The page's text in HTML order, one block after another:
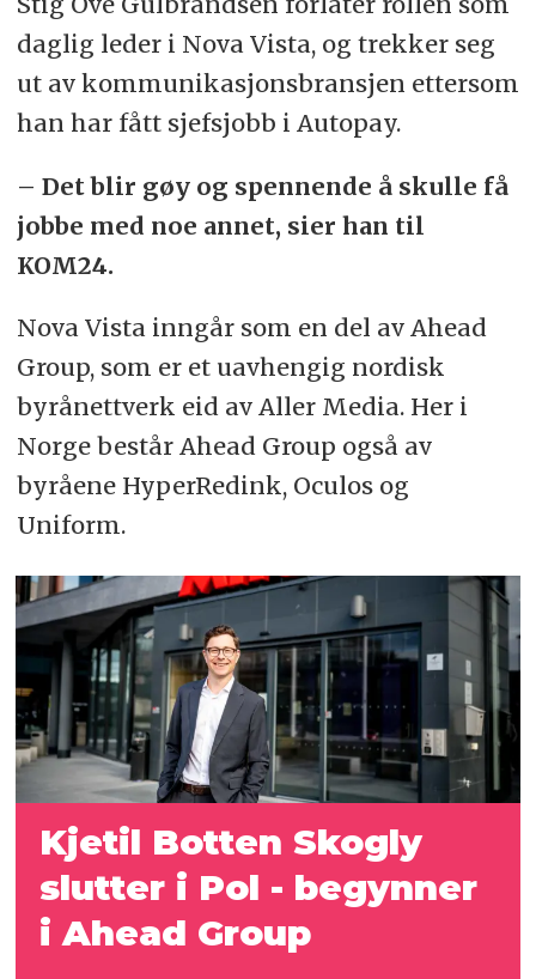
daglig leder i Nova Vista, og trekker seg
ut av kommunikasjonsbransjen ettersom
han har fått sjefsjobb i Autopay.
– Det blir gøy og spennende å skulle få
jobbe med noe annet, sier han til
KOM24.
Nova Vista inngår som en del av Ahead
Group, som er et uavhengig nordisk
byrånettverk eid av Aller Media. Her i
Norge består Ahead Group også av
byråene HyperRedink, Oculos og
Uniform.
Kjetil Botten Skogly
slutter i Pol - begynner
i Ahead Group